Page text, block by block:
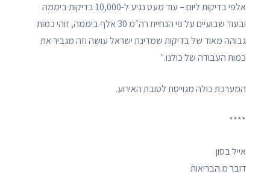
אלפי בדיקות ליום – עוד מעט נגיע ל-10,000 בדיקות ביממה
ובעוד שבועיים על פי הנחיית רה״מ 30 אלף ביממה, זוהי כמות
גבוהה מאוד של בדיקות שמדינת ישראל עושה וזה מגביר את
כמות העבודה של כולנו.״
המערכת כולה מגוייסת לטובת האירוע.
****
אייל בסון
דובר מ.הבריאות